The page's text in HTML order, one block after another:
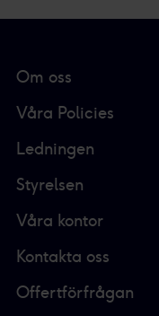
Om oss
Våra Policies
Ledningen
Styrelsen
Våra kontor
Kontakta oss
Offertförfrågan